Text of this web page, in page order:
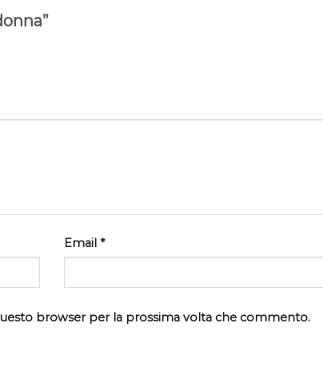
Email *
browser per la prossima volta che commento.